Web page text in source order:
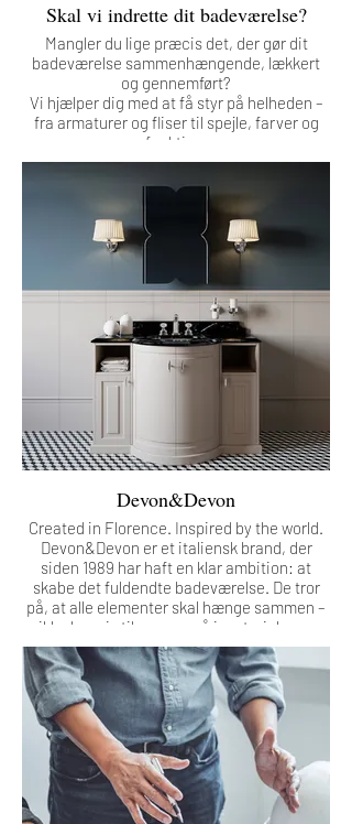
hjælper dig med at undgå fejlkøb og dårlige
løsninger.
Skal vi indrette dit badeværelse?
Mangler du lige præcis det, der gør dit
badeværelse sammenhængende, lækkert
og gennemført?
Vi hjælper dig med at få styr på helheden –
fra armaturer og fliser til spejle, farver og
funktion.
Hos Design Space Luxury indretter vi
klassiske badeværelser med produkter fra
Devon&Devon – med stilarter der spænder
fra herskabeligt og engelskinspireret til
moderne klassisk og pariserchic.
Vi har øje for det, der løfter rummet og
skaber balance mellem æstetik, funktion og
kvalitet.
Vores kunder vælger os, fordi de ønsker
noget, der ikke ligner alt andet.
Devon&Devon
Created in Florence. Inspired by the world.
Devon&Devon er et italiensk brand, der
siden 1989 har haft en klar ambition: at
skabe det fuldendte badeværelse. De tror
på, at alle elementer skal hænge sammen –
ikke bare i stil, men også i materialer og
overflader. Derfor tilbyder de komplette
løsninger, hvor alt fra badekar, vaske,
armaturer og møbler til belysning, spejle,
tapeter og tilbehør er gennemtænkt som én
samlet helhed.
Alle produkter fås i matchende metaller og
overflader, så man kan skabe et
badeværelse, hvor intet stikker ud – og hvor